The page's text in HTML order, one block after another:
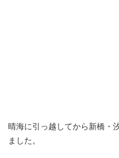
晴海に引っ越してから新橋・
ました。